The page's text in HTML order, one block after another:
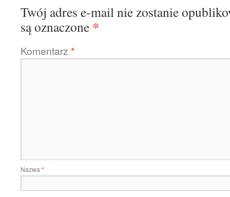
Twój adres e-mail nie zostanie
są oznaczone *
Komentarz *
Nazwa *